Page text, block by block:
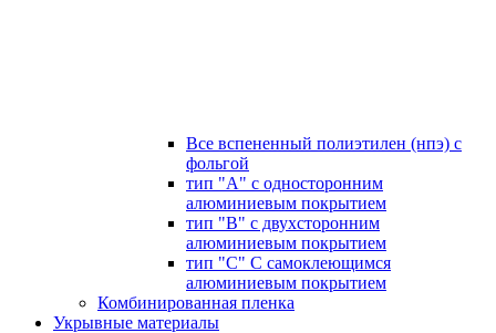
Все вспененный полиэтилен (нпэ) с
фольгой
тип "А" с односторонним
алюминиевым покрытием
тип "В" с двухсторонним
алюминиевым покрытием
тип "С" С самоклеющимся
алюминиевым покрытием
Комбинированная пленка
Укрывные материалы